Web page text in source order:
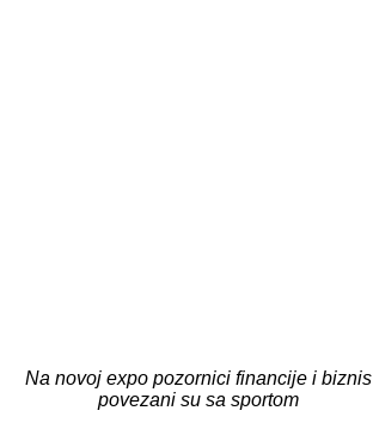
Na novoj expo pozornici financije i biznis
povezani su sa sportom